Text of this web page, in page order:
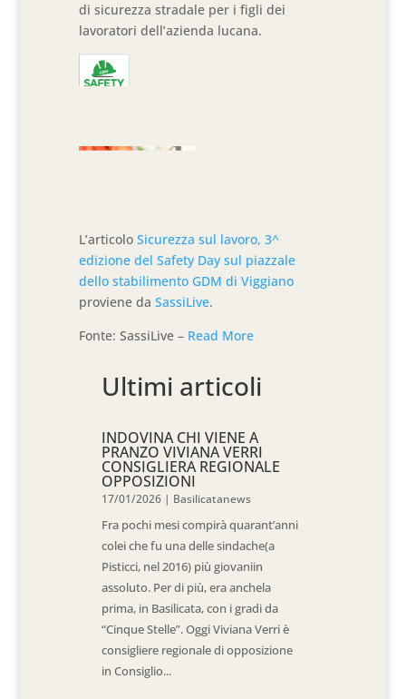
di sicurezza stradale per i figli dei
lavoratori dell’azienda lucana.
L’articoloSicurezza sul lavoro, 3^
edizione del Safety Day sul piazzale
dello stabilimento GDM di Viggiano
proviene daSassiLive.
Fonte: SassiLive – Read More
Ultimi articoli
INDOVINA CHI VIENE A
PRANZO VIVIANA VERRI
CONSIGLIERA REGIONALE
OPPOSIZIONI
17/01/2026 | Basilicatanews
Fra pochi mesi compirà quarant’anni
colei che fu una delle sindache(a
Pisticci, nel 2016) più giovaniin
assoluto. Per di più, era anchela
prima, in Basilicata, con i gradi da
“Cinque Stelle”. Oggi Viviana Verri è
consigliere regionale di opposizione
in Consiglio...